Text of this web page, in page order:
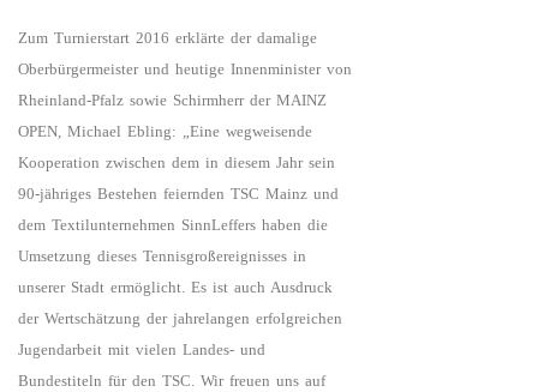
Zum Turnierstart 2016 erklärte der damalige
Oberbürgermeister und heutige Innenminister von
Rheinland-Pfalz sowie Schirmherr der MAINZ
OPEN, Michael Ebling: „Eine wegweisende
Kooperation zwischen dem in diesem Jahr sein
90-jähriges Bestehen feiernden TSC Mainz und
dem Textilunternehmen SinnLeffers haben die
Umsetzung dieses Tennisgroßereignisses in
unserer Stadt ermöglicht. Es ist auch Ausdruck
der Wertschätzung der jahrelangen erfolgreichen
Jugendarbeit mit vielen Landes- und
Bundestiteln für den TSC. Wir freuen uns auf